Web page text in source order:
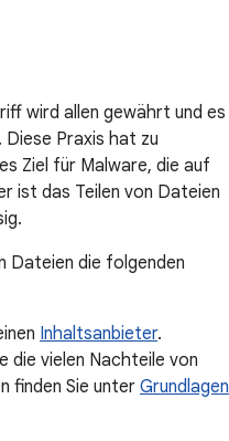
wird allen gewährt und es
Praxis hat zu
Ziel für Malware, die auf
ist das Teilen von Dateien
Dateien die folgenden
Inhaltsanbieter.
die vielen Nachteile von
finden Sie unter Grundlagen